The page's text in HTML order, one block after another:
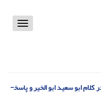
Toggle
دوری بودن شکل نخست قیاس اقترانی در کلام ابو سعید ­ابو ­الخیر و پاسخ­